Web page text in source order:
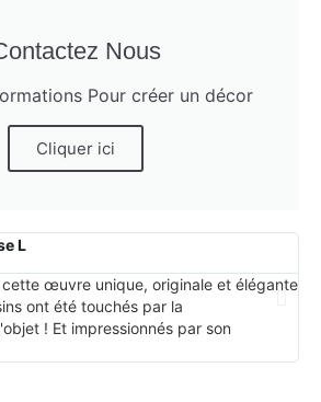
Nous
Pour créer un décor
Cliquer ici
L
œuvre unique, originale et élégante
ont été touchés par la
! Et impressionnés par son